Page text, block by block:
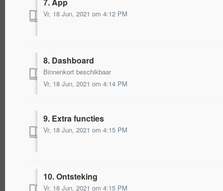
7. App
Vr, 18 Jun, 2021 om 4:12 PM
8. Dashboard
Binnenkort beschikbaar
Vr, 18 Jun, 2021 om 4:14 PM
9. Extra functies
Vr, 18 Jun, 2021 om 4:15 PM
10. Ontsteking
Vr, 18 Jun, 2021 om 4:15 PM